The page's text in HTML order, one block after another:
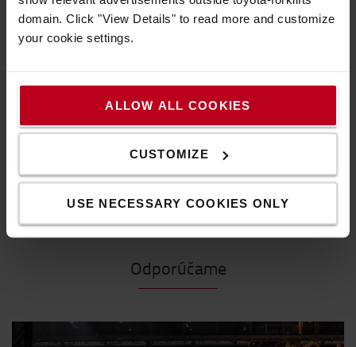
domain. Click "View Details" to read more and customize
your cookie settings.
ALLOW ALL COOKIES
CUSTOMIZE
USE NECESSARY COOKIES ONLY
Využite svoje pracovisko na maximum
Musíte mať
Odporúčame